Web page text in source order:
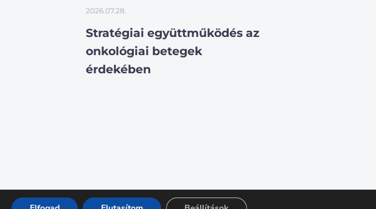
2026.07.28.
Stratégiai együttműködés az
onkológiai betegek
érdekében